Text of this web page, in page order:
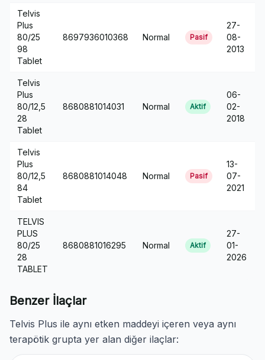
Telvis
Plus
80/25
98
Tablet
8697936010368 Normal Pasif
27-
08-
2013
Telvis
Plus
80/12,5
28
Tablet
8680881014031 Normal Aktif
06-
02-
2018
Telvis
Plus
80/12,5
84
Tablet
8680881014048 Normal Pasif
13-
07-
2021
TELVIS
PLUS
80/25
28
TABLET
8680881016295 Normal Aktif
27-
01-
2026
Benzer İlaçlar
Telvis Plus ile aynı etken maddeyi içeren veya aynı
terapötik grupta yer alan diğer ilaçlar: